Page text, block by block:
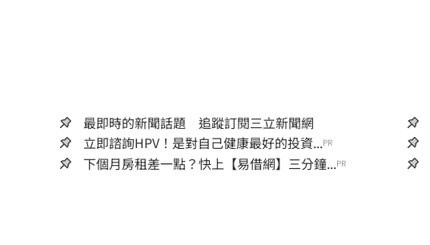
最即時的新聞話題 追蹤訂閱三立新聞網
立即諮詢HPV！是對自己健康最好的投資...PR
下個月房租差一點？快上【易借網】三分鐘...PR